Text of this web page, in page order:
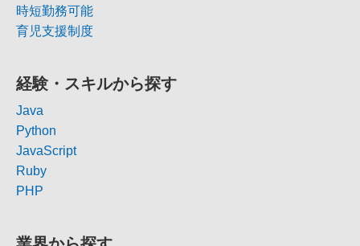
時短勤務可能
育児支援制度
経験・スキルから探す
Java
Python
JavaScript
Ruby
PHP